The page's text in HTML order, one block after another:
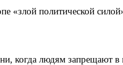
«злой политической
когда людям запрещают